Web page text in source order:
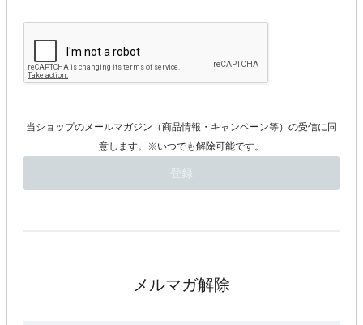
当ショップのメールマガジン（商品情報・キャンペーン等）の受信に同
意します。※いつでも解除可能です。
メルマガ解除